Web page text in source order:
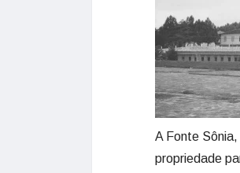
A Fonte
propriedade